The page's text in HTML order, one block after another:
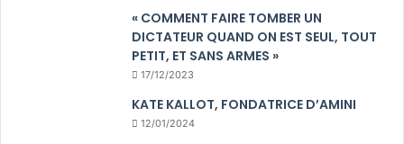
« COMMENT FAIRE TOMBER UN
DICTATEUR QUAND ON EST SEUL, TOUT
PETIT, ET SANS ARMES »
17/12/2023
KATE KALLOT, FONDATRICE D’AMINI
12/01/2024